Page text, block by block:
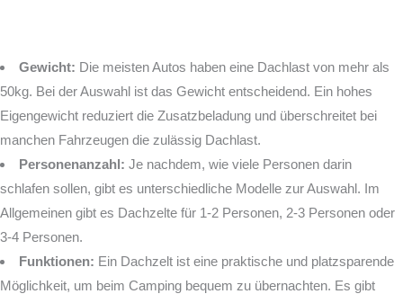
Gewicht: Die meisten Autos haben eine Dachlast von mehr als
50kg. Bei der Auswahl ist das Gewicht entscheidend. Ein hohes
Eigengewicht reduziert die Zusatzbeladung und überschreitet bei
manchen Fahrzeugen die zulässig Dachlast.
Personenanzahl: Je nachdem, wie viele Personen darin
schlafen sollen, gibt es unterschiedliche Modelle zur Auswahl. Im
Allgemeinen gibt es Dachzelte für 1-2 Personen, 2-3 Personen oder
3-4 Personen.
Funktionen: Ein Dachzelt ist eine praktische und platzsparende
Möglichkeit, um beim Camping bequem zu übernachten. Es gibt